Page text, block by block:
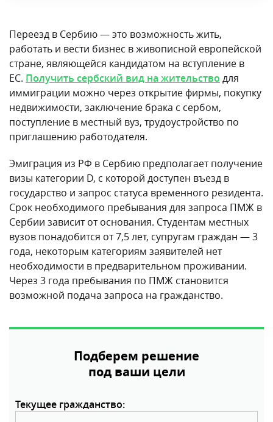
Переезд в Сербию — это возможность жить,
работать и вести бизнес в живописной европейской
стране, являющейся кандидатом на вступление в
ЕС. Получить сербский вид на жительство для
иммиграции можно через открытие фирмы, покупку
недвижимости, заключение брака с сербом,
поступление в местный вуз, трудоустройство по
приглашению работодателя.
Эмиграция из РФ в Сербию предполагает получение
визы категории D, с которой доступен въезд в
государство и запрос статуса временного резидента.
Срок необходимого пребывания для запроса ПМЖ в
Сербии зависит от основания. Студентам местных
вузов понадобится от 7,5 лет, супругам граждан — 3
года, некоторым категориям заявителей нет
необходимости в предварительном проживании.
Через 3 года пребывания по ПМЖ становится
возможной подача запроса на гражданство.
Подберем решение
под ваши цели
Текущее гражданство: